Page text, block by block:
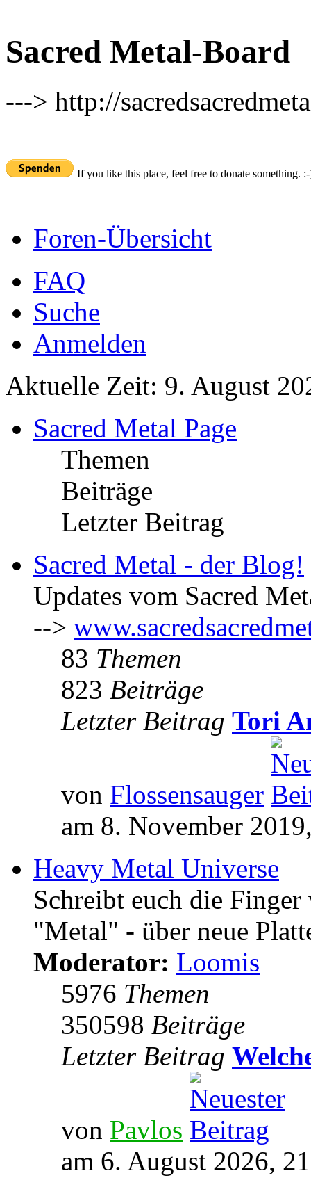
Sacred Metal-Board
---> http://
If you like this place, feel free to donate something.
Foren-Übersicht
FAQ
Suche
Anmelden
Aktuelle Zeit: 9. August
Sacred Metal Page
Themen
Beiträge
Letzter Beitrag
Sacred Metal - der Blog!
Updates vom Sacred
-->
83 Themen
823 Beiträge
Letzter Beitrag Tori
von Flossensauger
am 8. November
Heavy Metal Universe
Schreibt euch die
"Metal" - über neue
Moderator: Loomis
5976 Themen
350598 Beiträge
Letzter Beitrag
von Pavlos
am 6. August 2026,